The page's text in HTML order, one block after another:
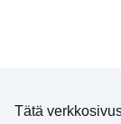
Tätä